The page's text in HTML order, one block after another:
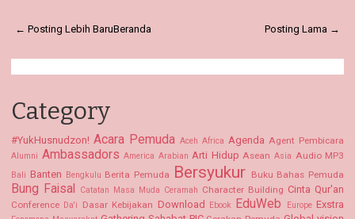
← Posting Lebih Baru Posting Lama →
Beranda
Category
#YukHusnudzon! Acara Pemuda Aceh Africa Agenda Agent Pembicara
Alumni Ambassadors America Arabian Arti Hidup Asean Asia Audio MP3
Bali Banten Bengkulu Berita Pemuda Bersyukur Buku Bahas Pemuda
Bung Faisal Catatan Masa Muda Ceramah Character Building Cinta Qur'an
Conference Da'i Dasar Kebijakan Download Ebook EduWeb Europe Exstra